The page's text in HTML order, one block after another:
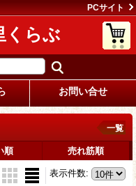
PCサイト
くらぶ
お問い合せ
一覧
順 売れ筋順
表示件数: